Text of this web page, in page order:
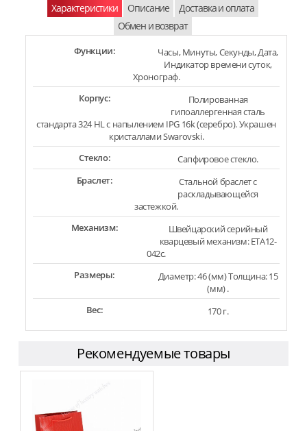
Характеристики Описание
Доставка и оплата
Обмен и возврат
Функции:
Часы, Минуты, Секунды, Дата,
Индикатор времени суток,
Хронограф.
Корпус:
Полированная
гипоаллергенная сталь
стандарта 324 HL с напылением IPG 16k (серебро). Украшен
кристаллами Swarovski.
Стекло:
Сапфировое стекло.
Браслет:
Стальной браслет с
раскладывающейся
застежкой.
Механизм:
Швейцарский серийный
кварцевый механизм: ETA12-
042c.
Размеры:
Диаметр: 46 (мм) Толщина: 15
(мм) .
Вес:
170 г.
Рекомендуемые товары